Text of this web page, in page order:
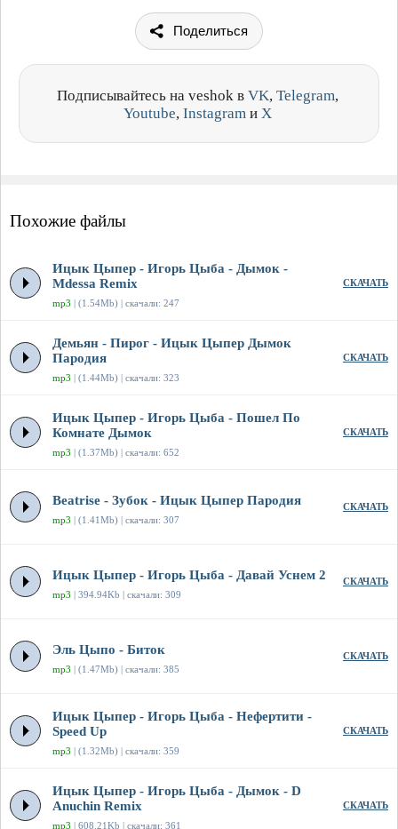
Поделиться
Подписывайтесь на veshok в VK, Telegram,
Youtube, Instagram и X
Похожие файлы
Ицык Цыпер - Игорь Цыба - Дымок -
Mdessa Remix
mp3 | (1.54Mb) | скачали: 247
СКАЧАТЬ
Демьян - Пирог - Ицык Цыпер Дымок
Пародия
mp3 | (1.44Mb) | скачали: 323
СКАЧАТЬ
Ицык Цыпер - Игорь Цыба - Пошел По
Комнате Дымок
mp3 | (1.37Mb) | скачали: 652
СКАЧАТЬ
Beatrise - Зубок - Ицык Цыпер Пародия
mp3 | (1.41Mb) | скачали: 307
СКАЧАТЬ
Ицык Цыпер - Игорь Цыба - Давай Уснем 2
mp3 | 394.94Kb | скачали: 309
СКАЧАТЬ
Эль Цыпо - Биток
mp3 | (1.47Mb) | скачали: 385
СКАЧАТЬ
Ицык Цыпер - Игорь Цыба - Нефертити -
Speed Up
mp3 | (1.32Mb) | скачали: 359
СКАЧАТЬ
Ицык Цыпер - Игорь Цыба - Дымок - D
Anuchin Remix
mp3 | 608.21Kb | скачали: 361
СКАЧАТЬ